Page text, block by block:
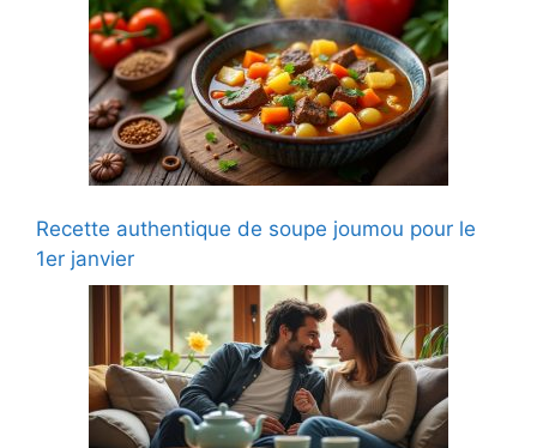
Recette authentique de soupe joumou pour le
1er janvier